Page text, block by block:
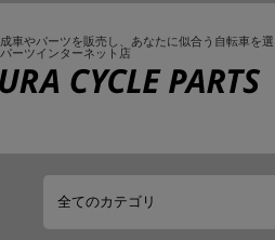
車やパーツを販売し、 あなたに似合う自転車を選
ーツインターネット店